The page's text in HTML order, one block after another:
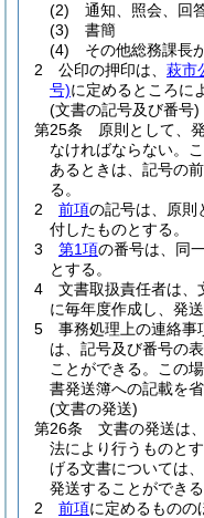
(2)
通知、照会、回
(3)
書簡
(4)
その他総務課長
2
公印の押印は、 萩市
号)に定めるところに
(文書の記号及び番号)
第25条
原則として、
なければならない。
あるときは、記号の
る。
2
前項の記号は、原則
付したものとする。
3
第1項の番号は、同
とする。
4
文書取扱責任者は、
に毎年度作成し、発
5
事務処理上の連絡事
は、記号及び番号の
ことができる。
この
書発送簿への記載を
(文書の発送)
第26条
文書の発送は
法により行うものとす
げる文書については
発送することができる
2
前項に定めるものの